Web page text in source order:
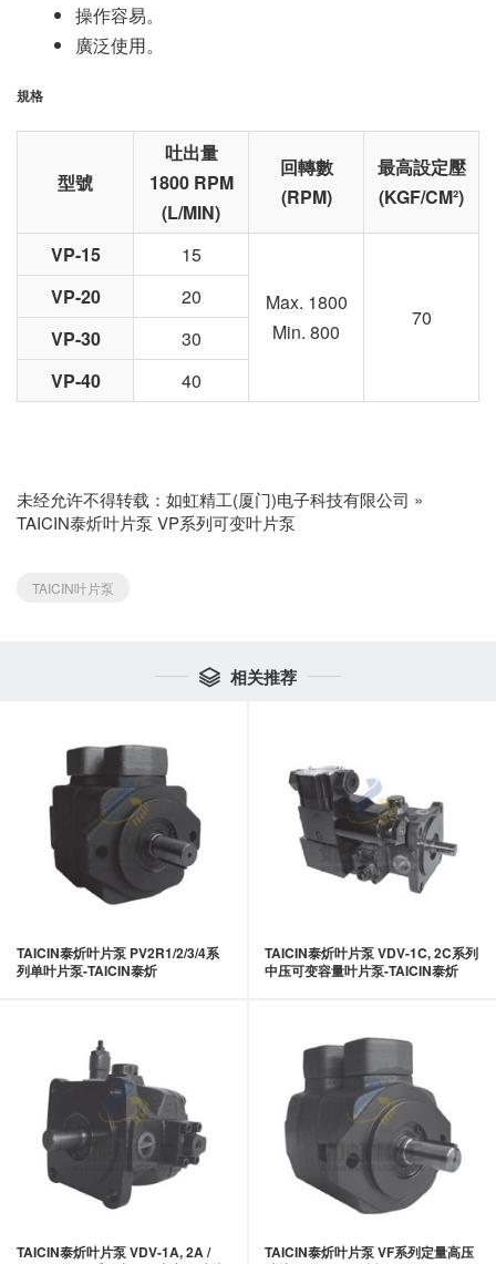
操作容易。
廣泛使用。
規格
型號
吐出量
1800 RPM
(L/MIN)
回轉數
(RPM)
最高設定壓
(KGF/CM²)
VP-15
15
Max. 1800
Min. 800
70
VP-20
20
VP-30
30
VP-40
40
未经允许不得转载： 如虹精工(厦门)电子科技有限公司 »
TAICIN泰炘叶片泵 VP系列可变叶片泵
TAICIN叶片泵
 相关推荐
TAICIN泰炘叶片泵 PV2R1/2/3/4系
列单叶片泵-TAICIN泰炘
TAICIN泰炘叶片泵 VDV-1C, 2C系列
中压可变容量叶片泵-TAICIN泰炘
TAICIN泰炘叶片泵 VDV-1A, 2A /
TAICIN泰炘叶片泵 VF系列定量高压